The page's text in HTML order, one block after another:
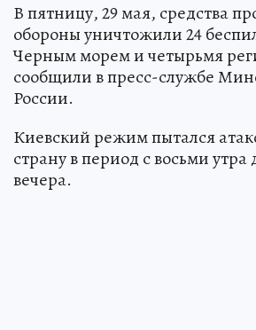
В пятницу, 29 мая, средства
обороны уничтожили 24
Черным морем и четырьмя
сообщили в пресс-службе
России.
Киевский режим пытался
страну в период с восьми утра
вечера.